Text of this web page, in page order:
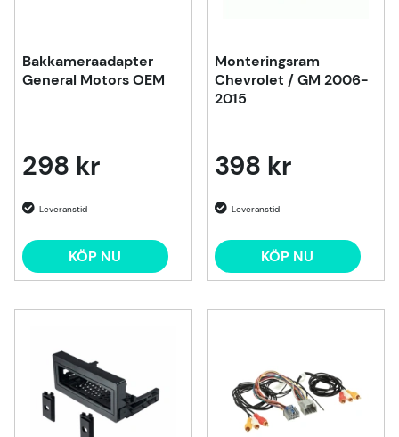
Bakkameraadapter
General Motors OEM
298 kr
KÖP NU
Monteringsram
Chevrolet / GM 2006-
2015
398 kr
KÖP NU